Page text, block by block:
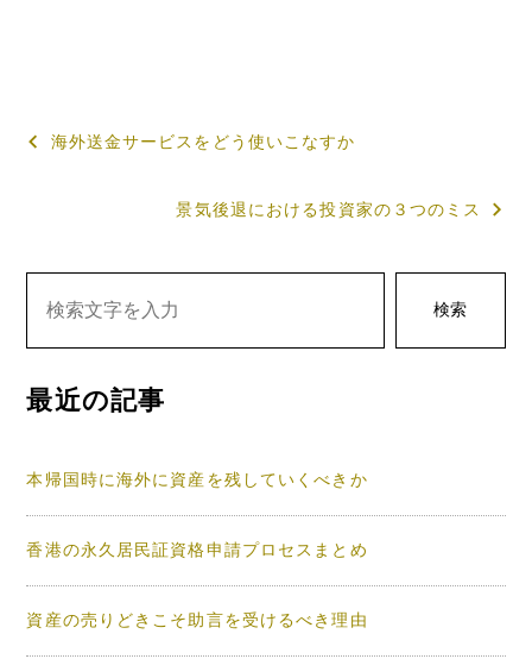
投
ゲ
ー
シ
ン
海外送金サービスをどう使いこなすか
景気後退における投資家の３つのミス
検索
最近の記事
本帰国時に海外に資産を残していくべきか
香港の永久居民証資格申請プロセスまとめ
資産の売りどきこそ助言を受けるべき理由